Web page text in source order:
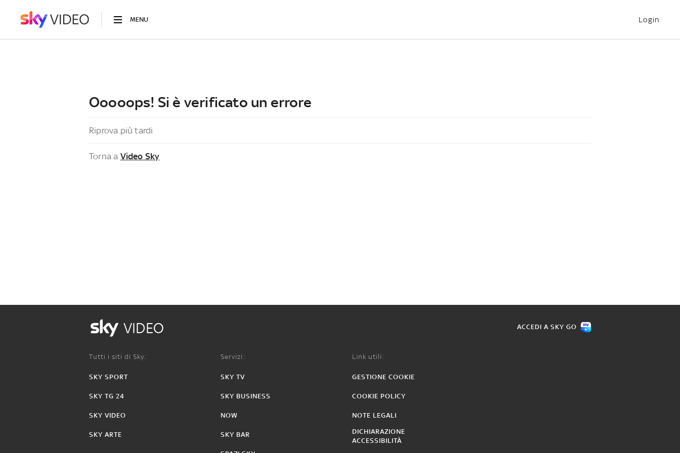
MENU Login
Ooooops! Si è verificato un errore
Riprova più tardi
Torna a Video Sky
VIDEO ACCEDI A SKY GO
Tutti i siti di Sky:
SKY SPORT
SKY TG 24
SKY VIDEO
SKY ARTE
Servizi:
SKY TV
SKY BUSINESS
NOW
SKY BAR
Link utili:
GESTIONE COOKIE
COOKIE POLICY
NOTE LEGALI
DICHIARAZIONE
ACCESSIBILITÀ